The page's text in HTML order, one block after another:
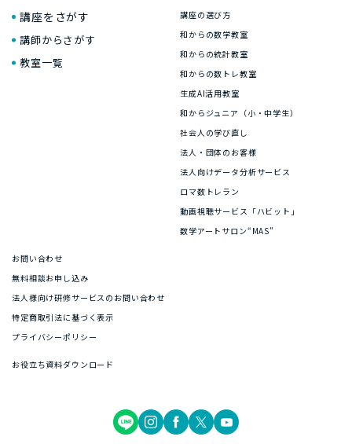
講座をさがす
講師からさがす
教室一覧
講座の選び方
和からの数学教室
和からの統計教室
和からの数トレ教室
生成AI活用教室
和からジュニア（小・中学生）
社会人の学び直し
法人・団体のお客様
法人向けデータ分析サービス
ロマ数トレラン
動画視聴サービス「ハビット」
数学アートサロン“MAS”
お問い合わせ
無料相談お申し込み
法人様向け研修サービスのお問い合わせ
特定商取引法に基づく表示
プライバシーポリシー
お役立ち資料ダウンロード